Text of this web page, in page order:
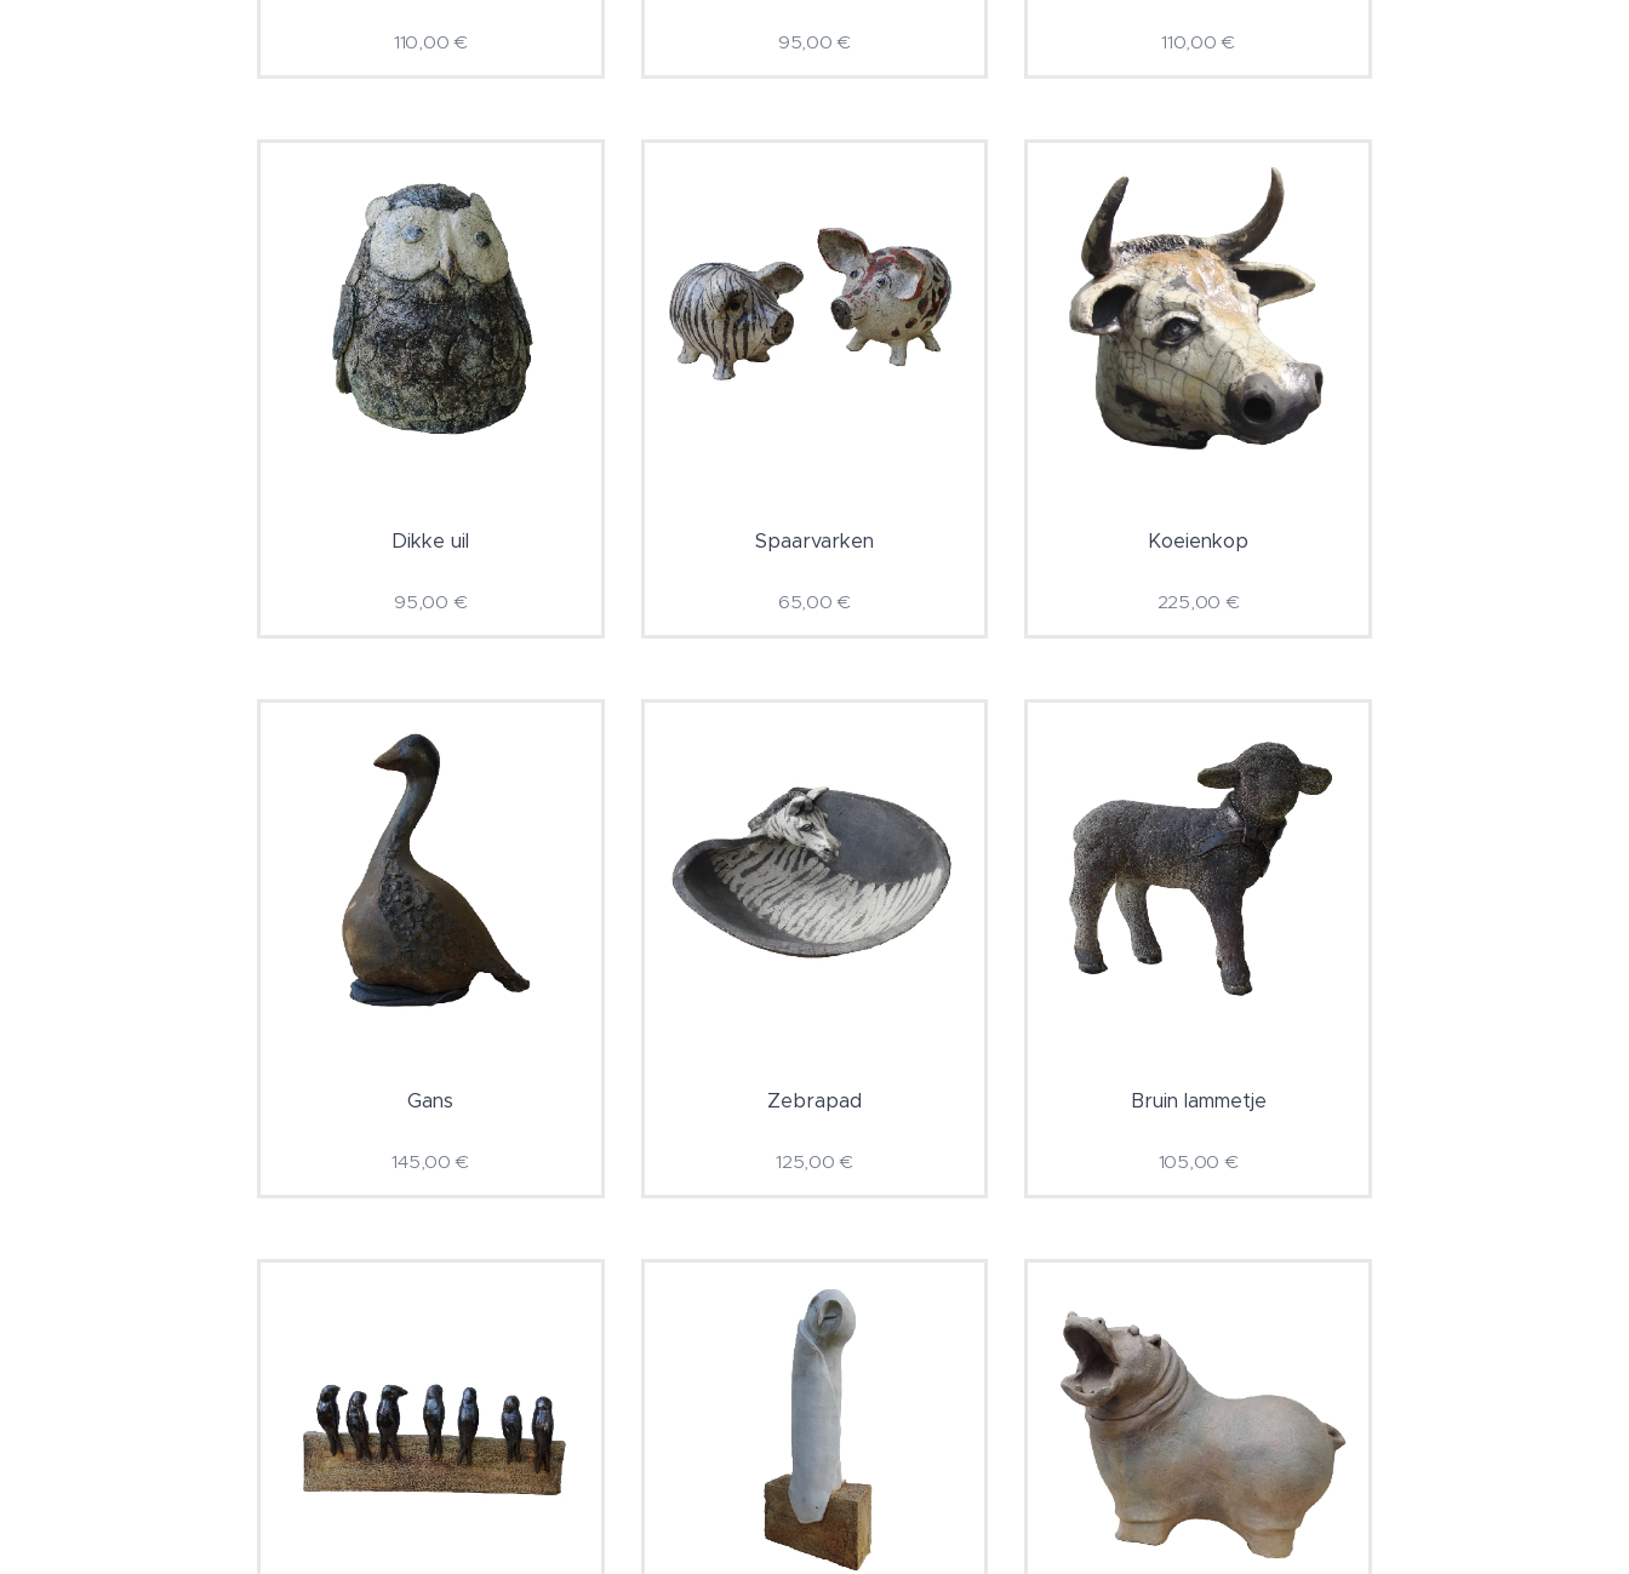
110,00 € 95,00 € 110,00 €
Dikke uil
95,00 €
Spaarvarken
65,00 €
Koeienkop
225,00 €
Gans
145,00 €
Zebrapad
125,00 €
Bruin lammetje
105,00 €